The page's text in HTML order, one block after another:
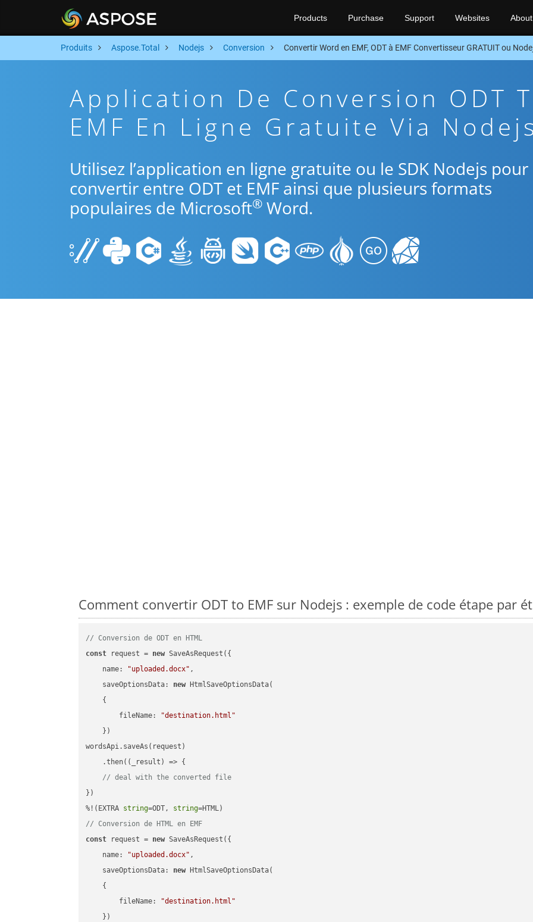
Products Purchase Support Websites About
Produits Aspose.Total Nodejs Conversion Convertir Word en EMF, ODT à EMF Convertisseur GRATUIT ou
Application De Conversion ODT
EMF En Ligne Gratuite Via
Utilisez l’application en ligne gratuite ou le SDK Nodejs pour
convertir entre ODT et EMF ainsi que plusieurs formats
populaires de Microsoft® Word.
Comment convertir ODT to EMF sur Nodejs : exemple de code étape par
// Conversion de ODT en HTML
const request = new SaveAsRequest({
name: "uploaded.docx" ,
saveOptionsData: new HtmlSaveOptionsData(
    {
fileName:
"destination.html"
    })
wordsApi.saveAs(request)
    .then(
( _result ) => {
// deal with the converted file
})
%!(EXTRA string=ODT, string
// Conversion de HTML en EMF
const request = new SaveAsRequest({
name: "uploaded.docx" ,
saveOptionsData: new HtmlSaveOptionsData(
    {
fileName:
"destination.html"
    })